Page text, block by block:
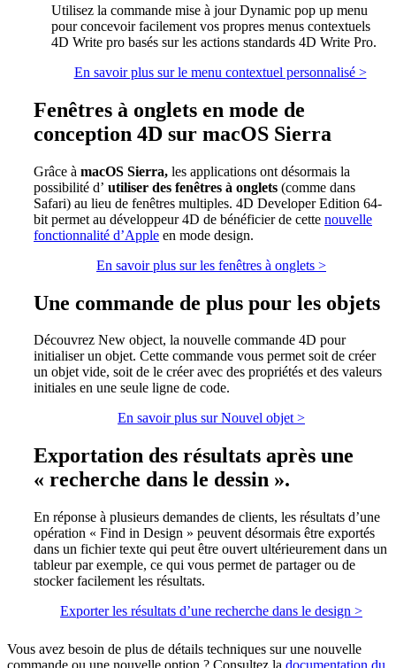
Utilisez la commande mise à jourDynamic pop up menu
pour concevoir facilement vos propres menus contextuels
4D Write pro basés sur les actions standards 4D Write Pro.
En savoir plus sur le menu contextuel personnalisé >
Fenêtres à onglets en mode de
conception 4D sur macOS Sierra
Grâce à macOS Sierra, les applications ont désormais la
possibilité d’ utiliser des fenêtres à onglets (comme dans
Safari) au lieu de fenêtres multiples. 4D Developer Edition 64-
bit permet au développeur 4D de bénéficier de cette nouvelle
fonctionnalité d’Apple en mode design.
En savoir plus sur les fenêtres à onglets >
Une commande de plus pour les objets
Découvrez New object, la nouvelle commande 4D pour
initialiser un objet. Cette commande vous permet soit de créer
un objet vide, soit de le créer avec des propriétés et des valeurs
initiales en une seule ligne de code.
En savoir plus sur Nouvel objet >
Exportation des résultats après une
« recherche dans le dessin ».
En réponse à plusieurs demandes de clients, les résultats d’une
opération « Find in Design » peuvent désormais être exportés
dans un fichier texte qui peut être ouvert ultérieurement dans un
tableur par exemple, ce qui vous permet de partager ou de
stocker facilement les résultats.
Exporter les résultats d’une recherche dans le design >
Vous avez besoin de plus de détails techniques sur une nouvelle